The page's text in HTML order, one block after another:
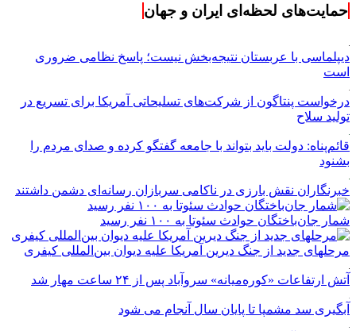
حمایت‌های لحظه‌ای ایران و جهان
دیپلماسی با عربستان نتیجه‌بخش نیست؛ پاسخ نظامی ضروری
است
درخواست پنتاگون از شرکت‌های تسلیحاتی آمریکا برای تسریع در
تولید سلاح
قائم‌پناه: دولت باید بتواند با جامعه گفتگو کرده و صدای مردم را
بشنود
خبرنگاران نقش بارزی در ناکامی سربازان رسانه‌ای دشمن داشتند
شمار جان‌باختگان حوادث سئوتا به ۱۰۰ نفر رسید
مرحله‎ای جدید از جنگ دیرین آمریکا علیه دیوان بین‌المللی کیفری
آتش ارتفاعات «کوره‌میانه» سروآباد پس از ۲۴ ساعت مهار شد
آبگیری سد مشمپا تا پایان سال آنجام می شود